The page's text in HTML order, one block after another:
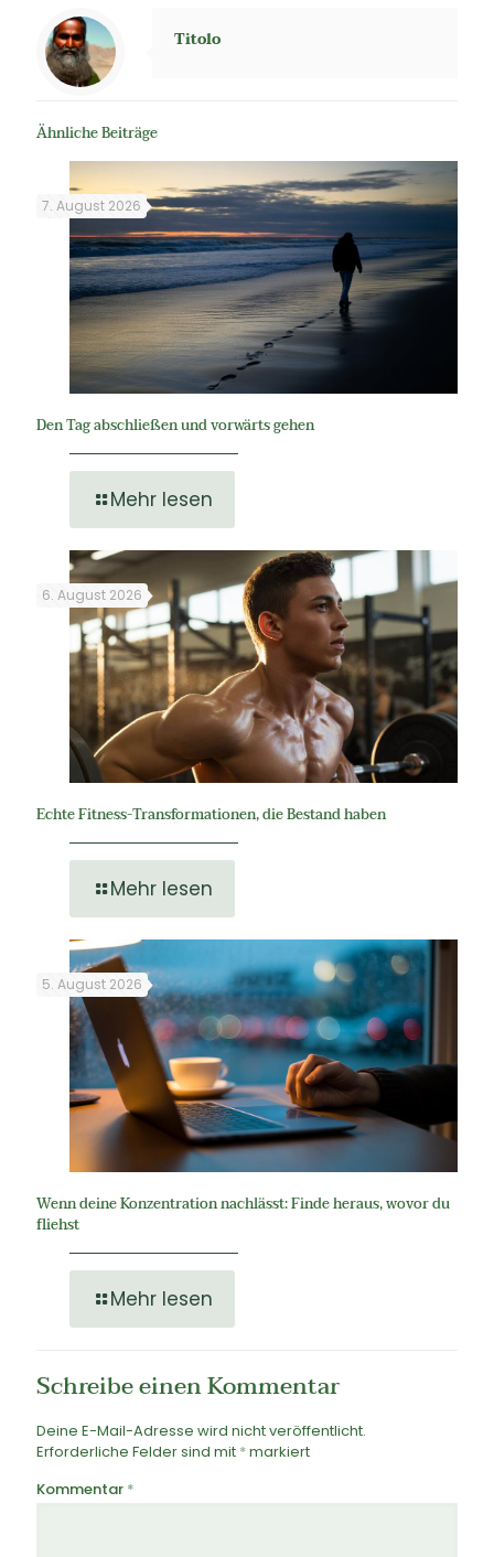
Titolo
Ähnliche Beiträge
7. August 2026
Den Tag abschließen und vorwärts gehen
Mehr lesen
6. August 2026
Echte Fitness-Transformationen, die Bestand haben
Mehr lesen
5. August 2026
Wenn deine Konzentration nachlässt: Finde heraus, wovor du
fliehst
Mehr lesen
Schreibe einen Kommentar
Deine E-Mail-Adresse wird nicht veröffentlicht.
Erforderliche Felder sind mit *markiert
Kommentar *